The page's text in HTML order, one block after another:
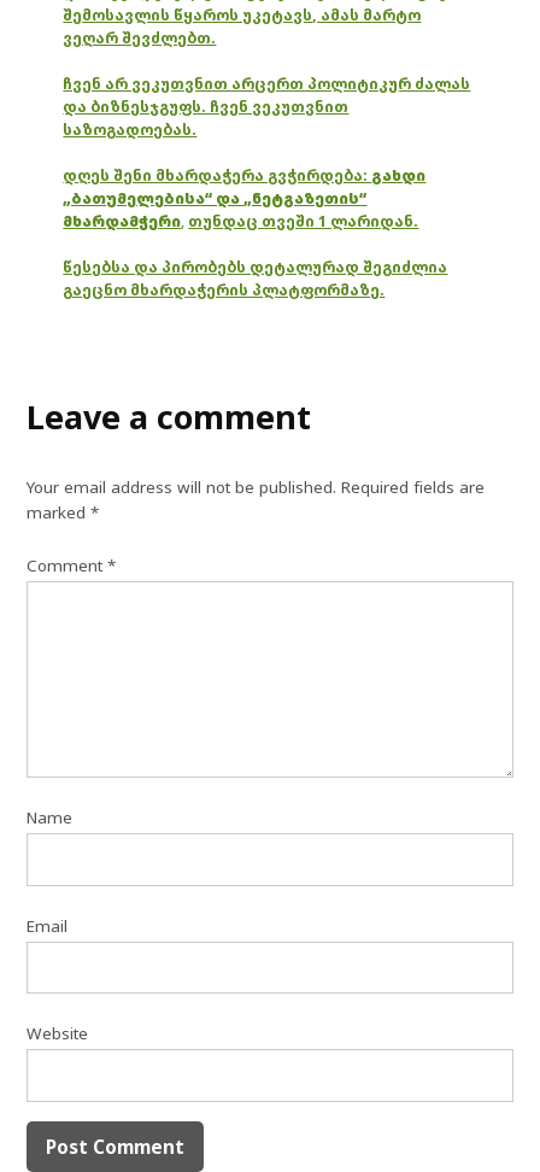
შემოსავლის წყაროს უკეტავს, ამას მარტო
ვეღარ შევძლებთ.
ჩვენ არ ვეკუთვნით არცერთ პოლიტიკურ ძალას
და ბიზნესჯგუფს. ჩვენ ვეკუთვნით
საზოგადოებას.
დღეს შენი მხარდაჭერა გვჭირდება: გახდი
„ბათუმელებისა“ და „ნეტგაზეთის“
მხარდამჭერი, თუნდაც თვეში 1 ლარიდან.
წესებსა და პირობებს დეტალურად შეგიძლია
გაეცნო მხარდაჭერის პლატფორმაზე.
Leave a comment
Your email address will not be published. Required fields are
marked*
Comment*
Name
Email
Website